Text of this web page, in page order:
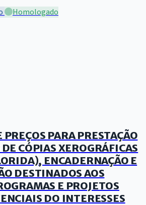
Homologado
PARA PRESTAÇÃO
CÓPIAS XEROGRÁFICAS
ENCADERNAÇÃO E
DESTINADOS AOS
E PROJETOS
DO INTERESSES